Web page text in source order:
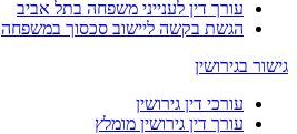
עורך דין לענייני משפחה בתל אביב
הגשת בקשה ליישוב סכסוך במשפחה
גישור בגירושין
עורכי דין גירושין
עורך דין גירושין מומלץ